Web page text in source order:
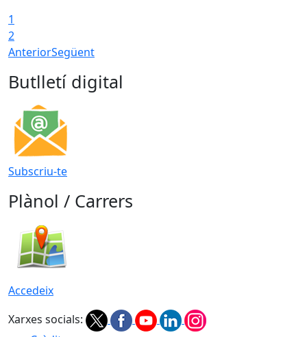
1
2
AnteriorSegüent
Butlletí digital
Subscriu-te
Plànol / Carrers
Accedeix
Xarxes socials: